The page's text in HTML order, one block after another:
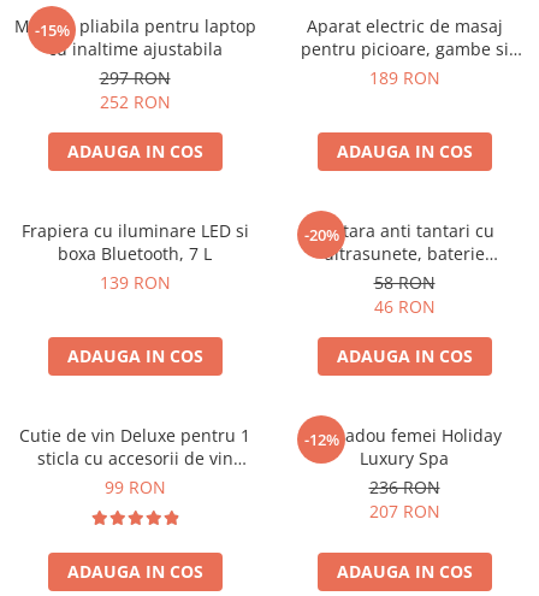
-15%
Masuta pliabila pentru laptop
cu inaltime ajustabila
297 RON
252 RON
ADAUGA IN COS
Aparat electric de masaj
pentru picioare, gambe si
brate
189 RON
ADAUGA IN COS
Frapiera cu iluminare LED si
boxa Bluetooth, 7 L
139 RON
ADAUGA IN COS
-20%
Bratara anti tantari cu
ultrasunete, baterie
reincarcabila 90mAh
58 RON
46 RON
ADAUGA IN COS
Cutie de vin Deluxe pentru 1
sticla cu accesorii de vin
incluse piele ecologica de
99 RON
ADAUGA IN COS
-12%
Set cadou femei Holiday
Luxury Spa
236 RON
207 RON
ADAUGA IN COS